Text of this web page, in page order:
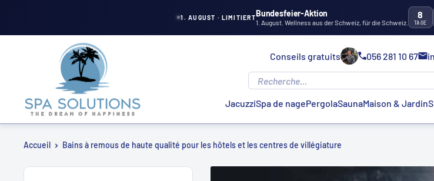
1. AUGUST · LIMITIERTBundesfeier-Aktion
1. August. Wellness aus der Schweiz, für die Schweiz.
8
TAGE
Conseils gratuits 056 281 10 67
JacuzziSpa de nagePergolaSaunaMaison & Jardin
Accueil Bains à remous de haute qualité pour les hôtels et les centres de villégiature